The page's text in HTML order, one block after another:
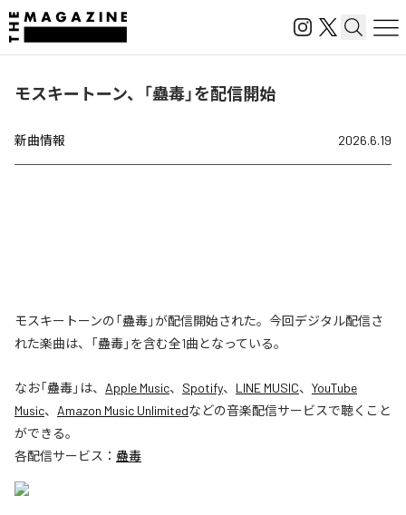
モスキートーン、「蠱毒」を配信開始
新曲情報 2026.6.19
モスキートーンの「蠱毒」が配信開始された。今回デジタル配信さ
れた楽曲は、「蠱毒」を含む全1曲となっている。
なお「蠱毒」は、 Apple Music、 Spotify、 LINE MUSIC、 YouTube
Music、 Amazon Music Unlimitedなどの音楽配信サービスで聴くこと
ができる。
各配信サービス： 蠱毒